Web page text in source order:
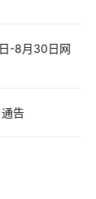
-8月30日网
告